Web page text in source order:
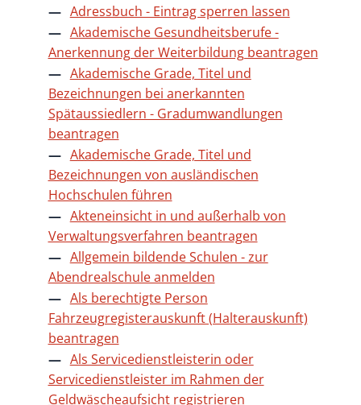
Adressbuch - Eintrag sperren lassen
Akademische Gesundheitsberufe -
Anerkennung der Weiterbildung beantragen
Akademische Grade, Titel und
Bezeichnungen bei anerkannten
Spätaussiedlern - Gradumwandlungen
beantragen
Akademische Grade, Titel und
Bezeichnungen von ausländischen
Hochschulen führen
Akteneinsicht in und außerhalb von
Verwaltungsverfahren beantragen
Allgemein bildende Schulen - zur
Abendrealschule anmelden
Als berechtigte Person
Fahrzeugregisterauskunft (Halterauskunft)
beantragen
Als Servicedienstleisterin oder
Servicedienstleister im Rahmen der
Geldwäscheaufsicht registrieren